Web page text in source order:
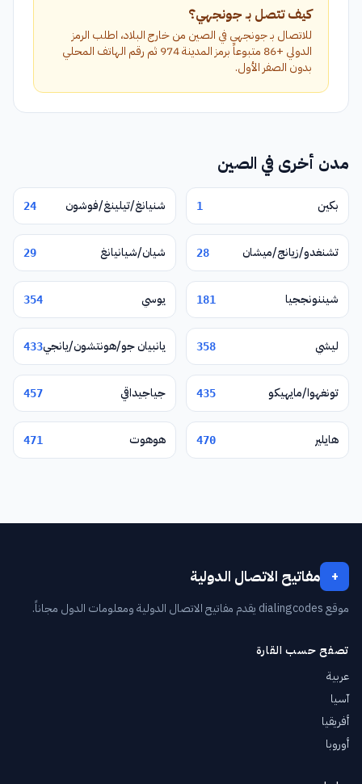
كيف تتصل بـ جونجهي؟
للاتصال بـ جونجهي في الصين من خارج البلاد، اطلب الرمز
الدولي +86 متبوعاً برمز المدينة 974 ثم رقم الهاتف المحلي
بدون الصفر الأول.
مدن أخرى في الصين
بكين 1 شنيانغ/تيلينغ/فوشون 24
تشنغدو/زيانج/ميشان 28 شيان/شيانيانغ 29
شيننونججيا 181 يوسي 354
ليشي 358 يانبيان جو/هونتشون/يانجي433
تونغهوا/مايهيكو 435 جياجيداقي 457
هايلير 470 هوهوت 471
+ مفاتيح الاتصال الدولية
موقع dialingcodes يقدم مفاتيح الاتصال الدولية ومعلومات الدول مجاناً.
تصفح حسب القارة
عربية
آسيا
أفريقيا
أوروبا